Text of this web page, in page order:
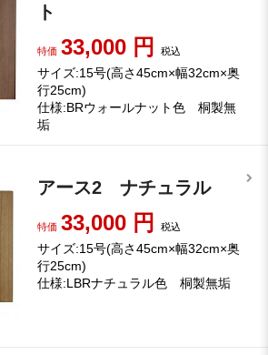
ト
特価 33,000 円税込
サイズ:15号(高さ45cm×幅32cm×奥
行25cm)
仕様:BRウォールナット色 桐製無
垢
アース2 ナチュラル
特価 33,000 円税込
サイズ:15号(高さ45cm×幅32cm×奥
行25cm)
仕様:LBRナチュラル色 桐製無垢